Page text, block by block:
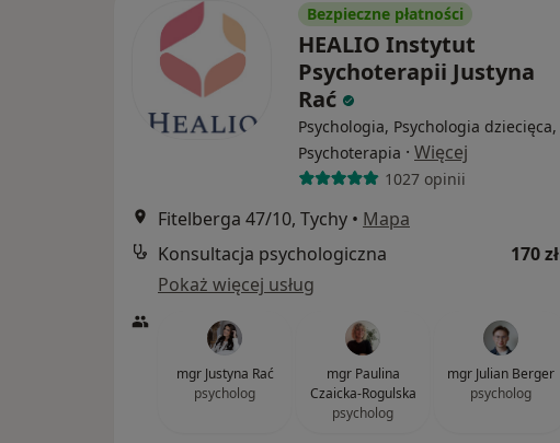
Bezpieczne płatności
HEALIO Instytut
Psychoterapii Justyna
Rać
Psychologia, Psychologia dziecięca,
Psychoterapia · Więcej
1027 opinii
Fitelberga 47/10, Tychy • Mapa
Konsultacja psychologiczna
170 zł
Pokaż więcej usług
mgr Justyna Rać
psycholog
mgr Paulina
Czaicka-Rogulska
psycholog
mgr Julian Berger
psycholog